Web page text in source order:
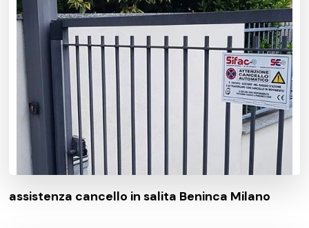
assistenza cancello in salita Beninca Milano